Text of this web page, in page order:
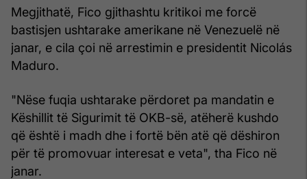
Megjithatë, Fico gjithashtu kritikoi me forcë
bastisjen ushtarake amerikane në Venezuelë në
janar, e cila çoi në arrestimin e presidentit Nicolás
Maduro.
"Nëse fuqia ushtarake përdoret pa mandatin e
Këshillit të Sigurimit të OKB-së, atëherë kushdo
që është i madh dhe i fortë bën atë që dëshiron
për të promovuar interesat e veta", tha Fico në
janar.